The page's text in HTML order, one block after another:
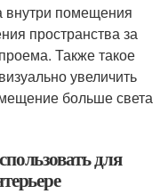
помещения
пространства за
Также такое
увеличить
больше света
для